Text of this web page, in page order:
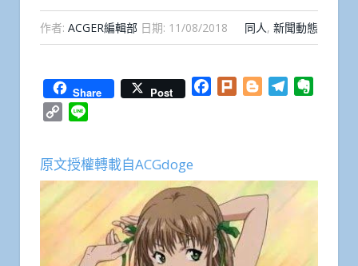
作者: ACGER編輯部 日期: 11/08/2018 同人, 新聞動態
Share Post Facebook
Plurk BloggerTelegram
Copy
原文授權轉載自ACGdoge